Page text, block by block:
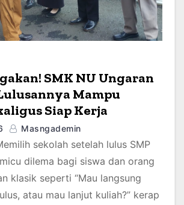
SMK NU Ungaran
Mampu
Siap Kerja
Masngademin
sekolah setelah lulus SMP
dilema bagi siswa dan orang
klasik seperti “Mau langsung
atau mau lanjut kuliah?” kerap